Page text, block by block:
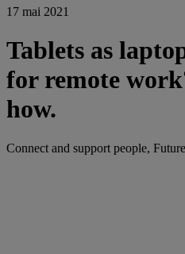
17 mai 2021
Tablets as
for remote
how.
Connect and support people,